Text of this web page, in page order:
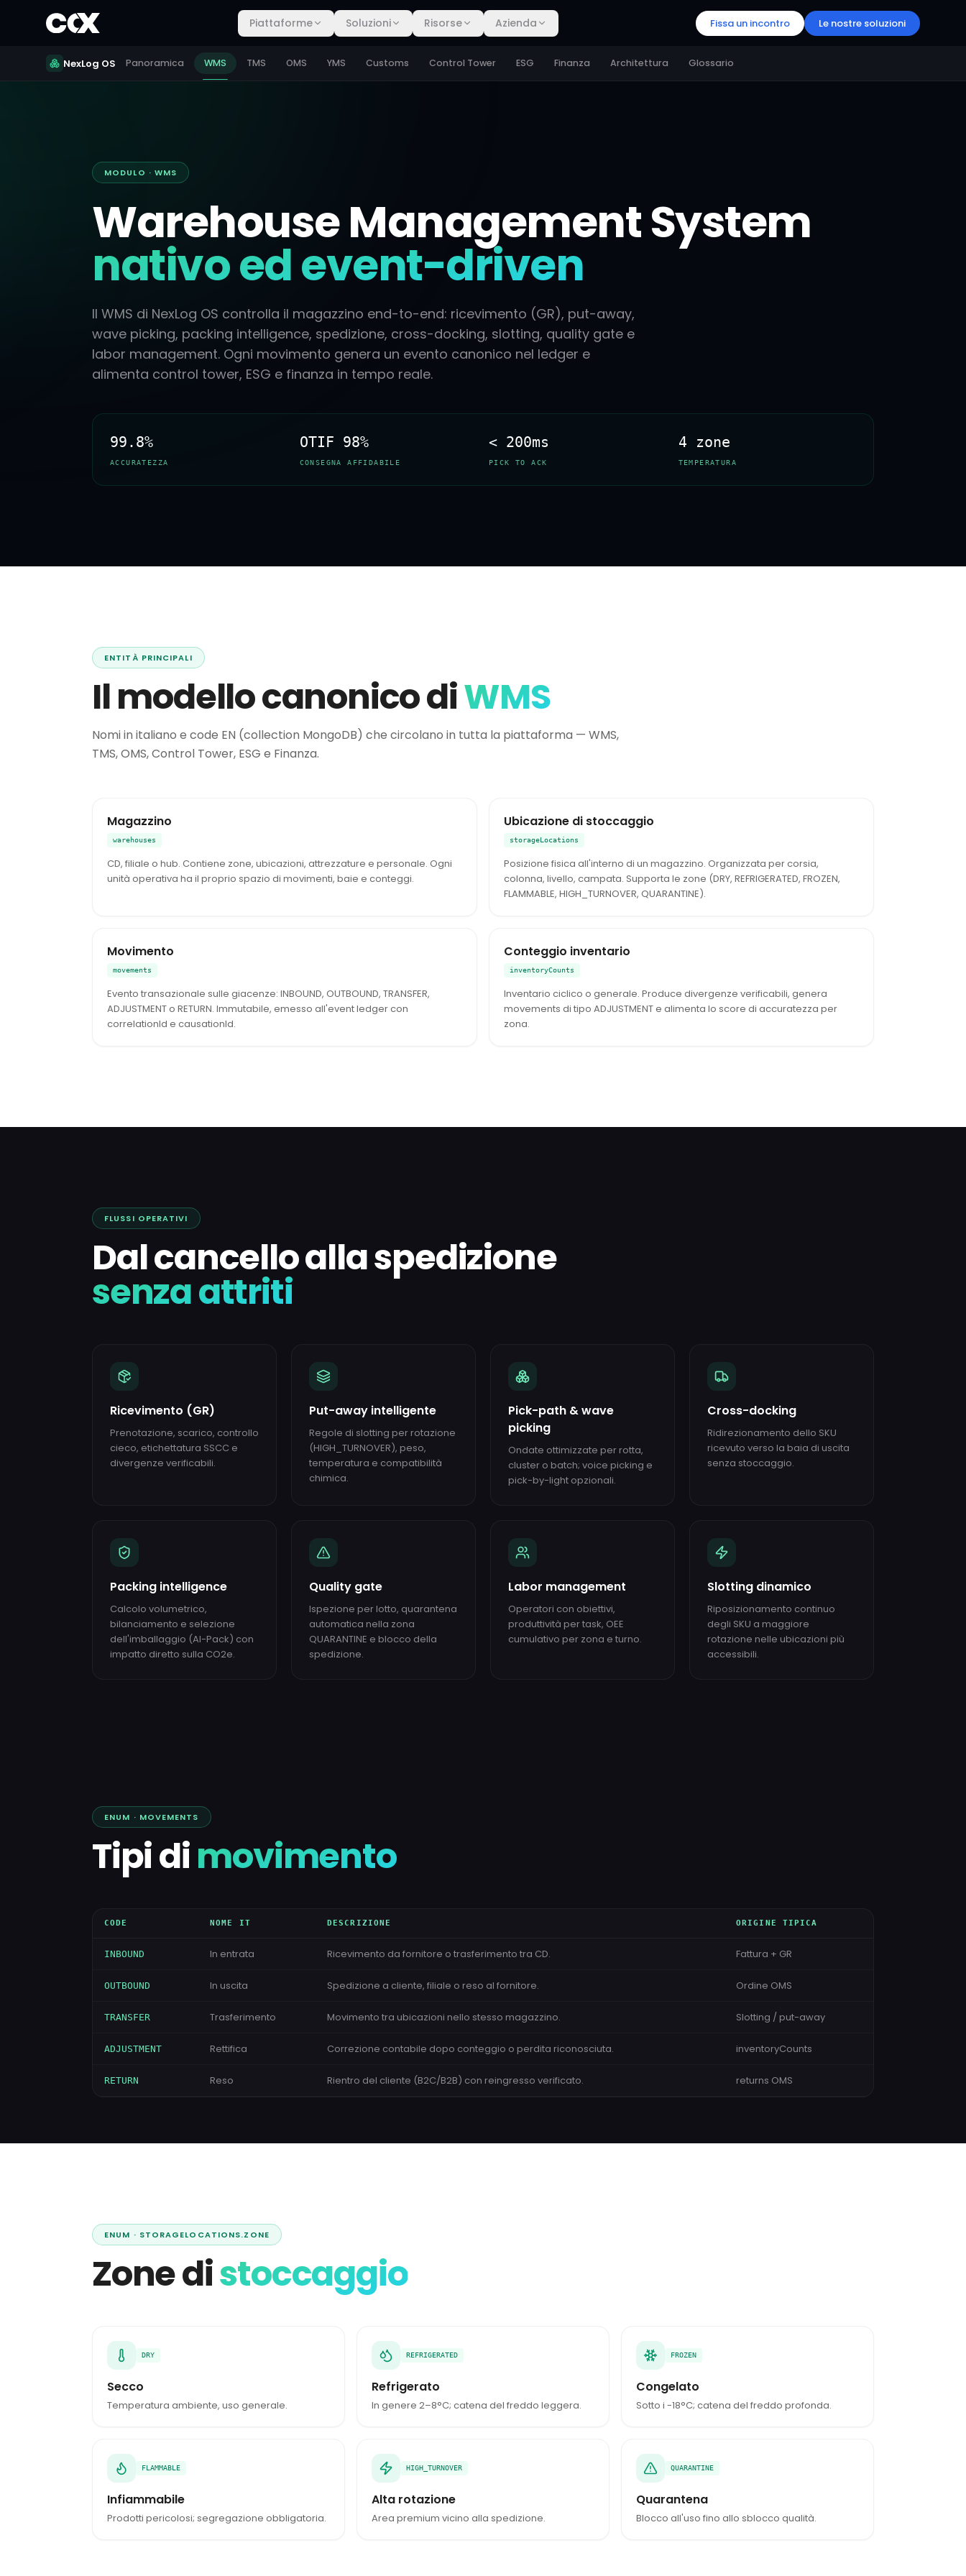
Piattaforme Soluzioni Risorse Azienda Fissa un incontro Le nostre soluzioni
NexLog OS Panoramica WMS TMS OMS YMS Customs Control Tower ESG Finanza Architettura Glossario
MODULO · WMS
Warehouse Management System
nativo ed event-driven
Il WMS di NexLog OS controlla il magazzino end-to-end: ricevimento (GR), put-away,
wave picking, packing intelligence, spedizione, cross-docking, slotting, quality gate e
labor management. Ogni movimento genera un evento canonico nel ledger e
alimenta control tower, ESG e finanza in tempo reale.
99.8%
ACCURATEZZA
OTIF 98%
CONSEGNA AFFIDABILE
< 200ms
PICK TO ACK
4 zone
TEMPERATURA
ENTITÀ PRINCIPALI
Il modello canonico diWMS
Nomi in italiano e code EN (collection MongoDB) che circolano in tutta la piattaforma — WMS,
TMS, OMS, Control Tower, ESG e Finanza.
Magazzino
warehouses
CD, filiale o hub. Contiene zone, ubicazioni, attrezzature e personale. Ogni
unità operativa ha il proprio spazio di movimenti, baie e conteggi.
Ubicazione di stoccaggio
storageLocations
Posizione fisica all'interno di un magazzino. Organizzata per corsia,
colonna, livello, campata. Supporta le zone (DRY, REFRIGERATED, FROZEN,
FLAMMABLE, HIGH_TURNOVER, QUARANTINE).
Movimento
movements
Evento transazionale sulle giacenze: INBOUND, OUTBOUND, TRANSFER,
ADJUSTMENT o RETURN. Immutabile, emesso all'event ledger con
correlationId e causationId.
Conteggio inventario
inventoryCounts
Inventario ciclico o generale. Produce divergenze verificabili, genera
movements di tipo ADJUSTMENT e alimenta lo score di accuratezza per
zona.
FLUSSI OPERATIVI
Dal cancello alla spedizione
senza attriti
Ricevimento (GR)
Prenotazione, scarico, controllo
cieco, etichettatura SSCC e
divergenze verificabili.
Put-away intelligente
Regole di slotting per rotazione
(HIGH_TURNOVER), peso,
temperatura e compatibilità
chimica.
Pick-path & wave
picking
Ondate ottimizzate per rotta,
cluster o batch; voice picking e
pick-by-light opzionali.
Cross-docking
Ridirezionamento dello SKU
ricevuto verso la baia di uscita
senza stoccaggio.
Packing intelligence
Calcolo volumetrico,
bilanciamento e selezione
dell'imballaggio (AI-Pack) con
impatto diretto sulla CO2e.
Quality gate
Ispezione per lotto, quarantena
automatica nella zona
QUARANTINE e blocco della
spedizione.
Labor management
Operatori con obiettivi,
produttività per task, OEE
cumulativo per zona e turno.
Slotting dinamico
Riposizionamento continuo
degli SKU a maggiore
rotazione nelle ubicazioni più
accessibili.
ENUM · MOVEMENTS
Tipi dimovimento
CODE NOME IT DESCRIZIONE ORIGINE TIPICA
INBOUND In entrata Ricevimento da fornitore o trasferimento tra CD. Fattura + GR
OUTBOUND In uscita Spedizione a cliente, filiale o reso al fornitore. Ordine OMS
TRANSFER Trasferimento Movimento tra ubicazioni nello stesso magazzino. Slotting / put-away
ADJUSTMENT Rettifica Correzione contabile dopo conteggio o perdita riconosciuta. inventoryCounts
RETURN Reso Rientro del cliente (B2C/B2B) con reingresso verificato. returns OMS
ENUM · STORAGELOCATIONS.ZONE
Zone distoccaggio
DRY
Secco
Temperatura ambiente, uso generale.
REFRIGERATED
Refrigerato
In genere 2–8°C; catena del freddo leggera.
FROZEN
Congelato
Sotto i -18°C; catena del freddo profonda.
FLAMMABLE
Infiammabile
Prodotti pericolosi; segregazione obbligatoria.
HIGH_TURNOVER
Alta rotazione
Area premium vicino alla spedizione.
QUARANTINE
Quarantena
Blocco all'uso fino allo sblocco qualità.